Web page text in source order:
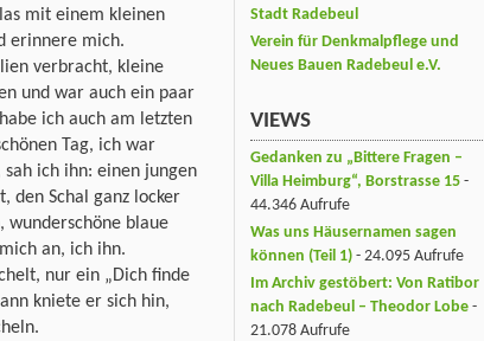
mit einem kleinen
erinnere mich.
verbracht, kleine
und war auch ein paar
ich auch am letzten
Tag, ich war
ich ihn: einen jungen
den Schal ganz locker
wunderschöne blaue
an, ich ihn.
nur ein „Dich finde
kniete er sich hin,
Stadt Radebeul
Verein für Denkmalpflege und
Neues Bauen Radebeul e.V.
VIEWS
Gedanken zu „Bittere Fragen –
Villa Heimburg“, Borstrasse 15 -
44.346 Aufrufe
Was uns Häusernamen sagen
können (Teil 1) - 24.095 Aufrufe
Im Archiv gestöbert: Von Ratibor
nach Radebeul – Theodor Lobe -
21.078 Aufrufe